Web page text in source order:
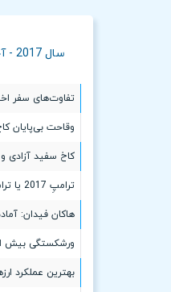
سال 2017 - آخرین اخبار سال 2017
تفاوت‌های سفر
وقاحت بی‌پایان
کاخ سفید آزادی
ترامپِ 2017 یا ترامپ 2025 ؟
هاکان فیدان:
ورشکستگی بیش از ۵۵ هزار کسب‌وکار در فرانسه / ثبت بالاترین رکورد از سال
بهترین عملکرد